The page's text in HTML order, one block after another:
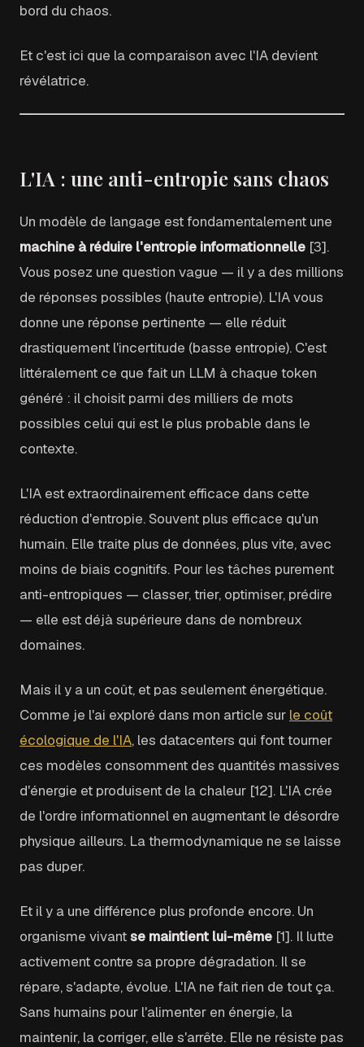
bord du chaos.
Et c'est ici que la comparaison avec l'IA devient
révélatrice.
L'IA : une anti-entropie sans chaos
Un modèle de langage est fondamentalement une
machine à réduire l'entropie informationnelle [3].
Vous posez une question vague — il y a des millions
de réponses possibles (haute entropie). L'IA vous
donne une réponse pertinente — elle réduit
drastiquement l'incertitude (basse entropie). C'est
littéralement ce que fait un LLM à chaque token
généré : il choisit parmi des milliers de mots
possibles celui qui est le plus probable dans le
contexte.
L'IA est extraordinairement efficace dans cette
réduction d'entropie. Souvent plus efficace qu'un
humain. Elle traite plus de données, plus vite, avec
moins de biais cognitifs. Pour les tâches purement
anti-entropiques — classer, trier, optimiser, prédire
— elle est déjà supérieure dans de nombreux
domaines.
Mais il y a un coût, et pas seulement énergétique.
Comme je l'ai exploré dans mon article sur le coût
écologique de l'IA, les datacenters qui font tourner
ces modèles consomment des quantités massives
d'énergie et produisent de la chaleur [12]. L'IA crée
de l'ordre informationnel en augmentant le désordre
physique ailleurs. La thermodynamique ne se laisse
pas duper.
Et il y a une différence plus profonde encore. Un
organisme vivantse maintient lui-même [1]. Il lutte
activement contre sa propre dégradation. Il se
répare, s'adapte, évolue. L'IA ne fait rien de tout ça.
Sans humains pour l'alimenter en énergie, la
maintenir, la corriger, elle s'arrête. Elle ne résiste pas